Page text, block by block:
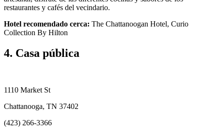
restaurantes y cafés del vecindario.
Hotel recomendado cerca: The Chattanoogan Hotel, Curio
Collection By Hilton
4. Casa pública
1110 Market St
Chattanooga, TN 37402
(423) 266-3366